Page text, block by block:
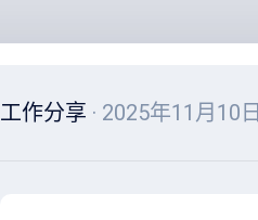
工作分享 · 2025年11月10日